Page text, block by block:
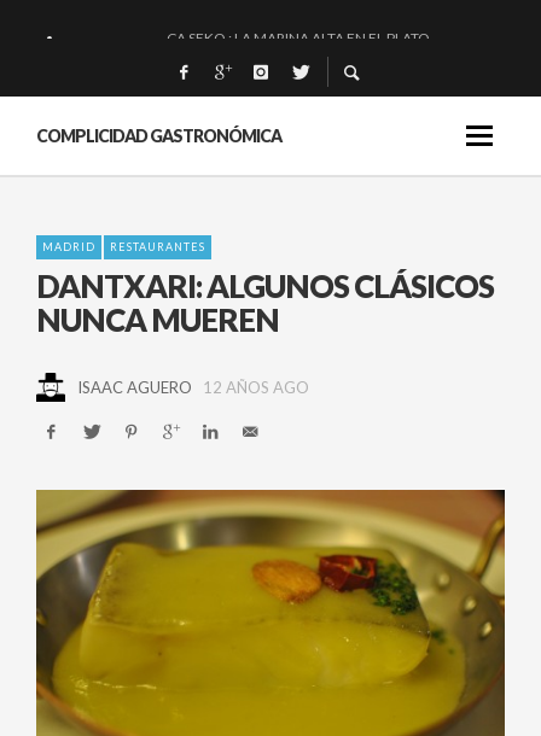
CA SEKO : LA MARINA ALTA EN EL PLATO.
QUIQUE DACOSTA: «UNA GRAN OBRA»
EL BARUCO DE ANERO: MUCHO MÁS QUE UN BAR.
COMPLICIDAD GASTRONÓMICA
MADRID RESTAURANTES
DANTXARI: ALGUNOS CLÁSICOS
NUNCA MUEREN
ISAAC AGUERO 12 AÑOS AGO